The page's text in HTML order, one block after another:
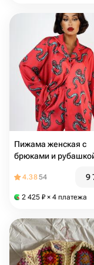
Пижама женская c
брюками и
4.3854 9
2 425 ₽ × 4 платежа